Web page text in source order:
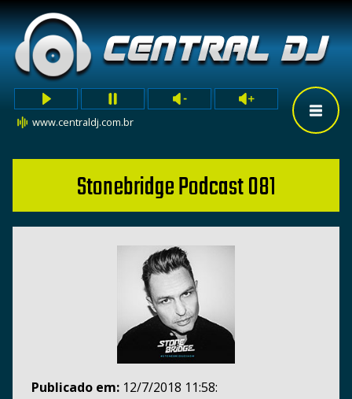
www.centraldj.com.br
Stonebridge Podcast 081
Publicado em: 12/7/2018 11:58: